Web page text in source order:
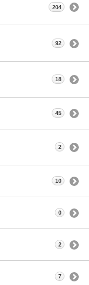
204
92
18
45
2
10
0
2
7